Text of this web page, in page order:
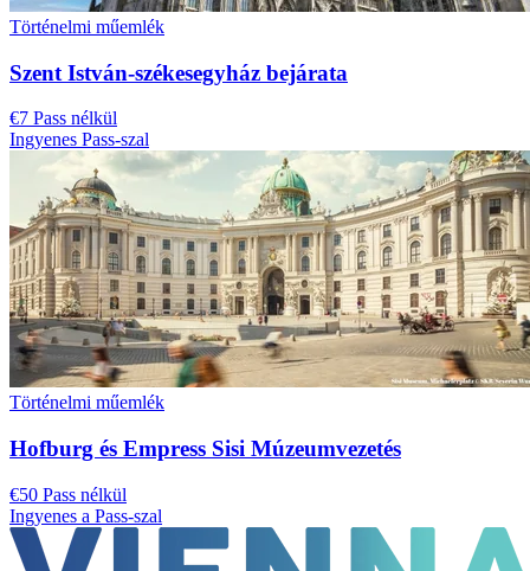
Történelmi műemlék
Szent István-székesegyház bejárata
€7 Pass nélkül
Ingyenes Pass-szal
Történelmi műemlék
Hofburg és Empress Sisi Múzeumvezetés
€50 Pass nélkül
Ingyenes a Pass-szal